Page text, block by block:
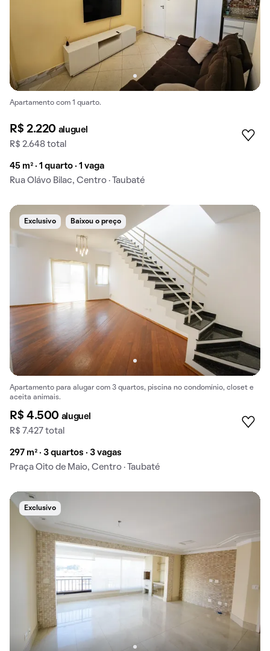
Apartamento com 1 quarto.
R$ 2.220 aluguel
R$ 2.648 total
45 m² · 1 quarto · 1 vaga
Rua Olávo Bilac, Centro · Taubaté
Exclusivo Baixou o preço
Apartamento para alugar com 3 quartos, piscina no condomínio, closet e
aceita animais.
R$ 4.500 aluguel
R$ 7.427 total
297 m² · 3 quartos · 3 vagas
Praça Oito de Maio, Centro · Taubaté
Exclusivo